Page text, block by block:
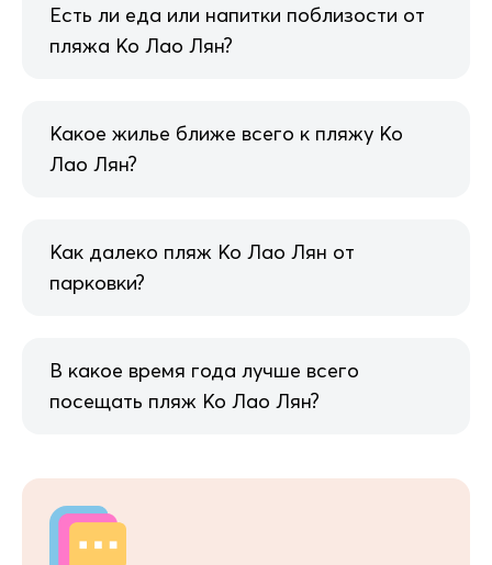
Есть ли еда или напитки поблизости от
пляжа Ко Лао Лян?
Какое жилье ближе всего к пляжу Ко
Лао Лян?
Как далеко пляж Ко Лао Лян от
парковки?
В какое время года лучше всего
посещать пляж Ко Лао Лян?